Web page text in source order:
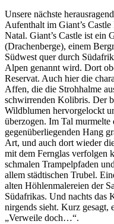
Unsere nächste
Aufenthalt im Giant’s
Natal. Giant’s Castle ist ein
(Drachenberge), einem
Südwest quer durch
Alpen genannt wird. Dort
Reservat. Auch hier die
Affen, die die Strohhalme
schwirrenden Kolibris. Der
Wildblumen hervorgelockt
überzogen. Im Tal murmelte
gegenüberliegenden Hang
Art, und auch dort wieder
mit dem Fernglas verfolgen
schmalen Trampelpfaden
allem städtischen Trubel.
alten Höhlenmalereien der
Südafrikas. Und nachts das
nirgends sieht. Kurz gesagt,
Verweile doch… .